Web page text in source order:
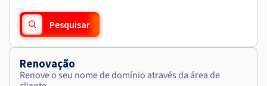
Pesquisar
Renovação
Renove o seu nome de domínio através da área de